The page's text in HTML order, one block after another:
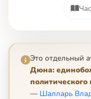
Это отдельный
Дюна:
— Шалларь